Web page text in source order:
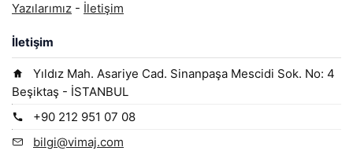
Yazılarımız - İletişim
İletişim
Yıldız Mah. Asariye Cad. Sinanpaşa Mescidi Sok. No: 4
Beşiktaş - İSTANBUL
+90 212 951 07 08
bilgi@vimaj.com